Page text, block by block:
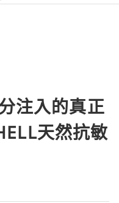
注入的真正
天然抗敏